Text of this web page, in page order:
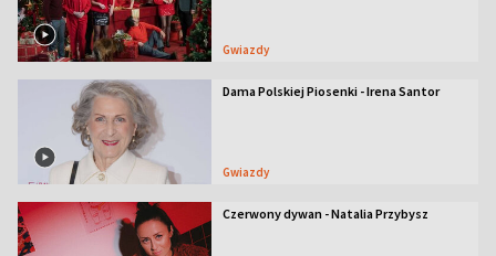
Gwiazdy
Dama Polskiej Piosenki - Irena Santor
Gwiazdy
Czerwony dywan - Natalia Przybysz